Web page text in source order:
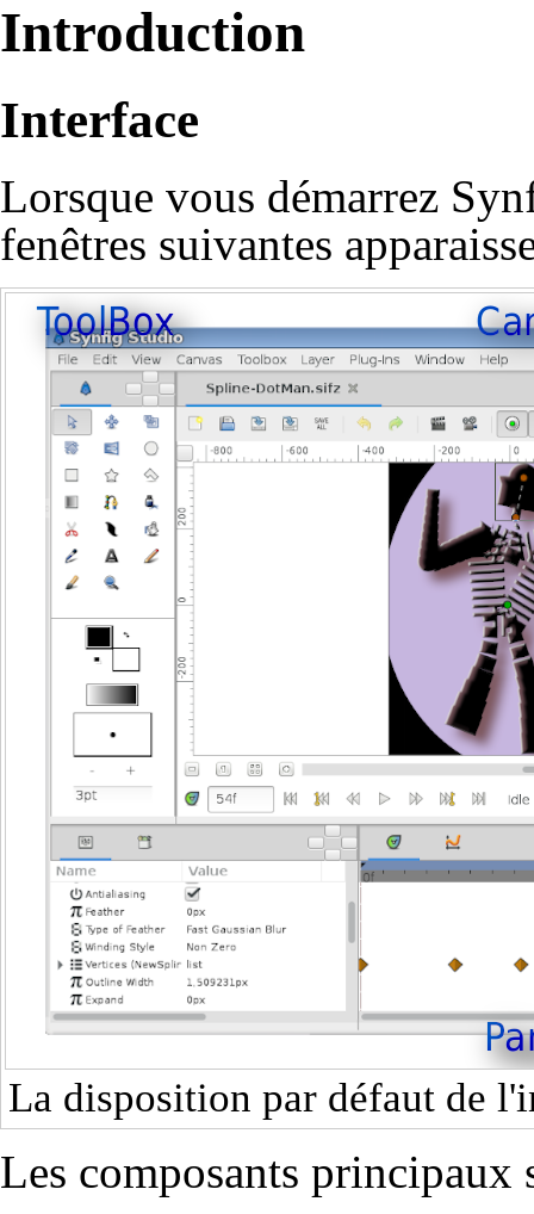
Introduction
Interface
Lorsque vous démarrez
fenêtres suivantes
La disposition par défaut de
Les composants principaux